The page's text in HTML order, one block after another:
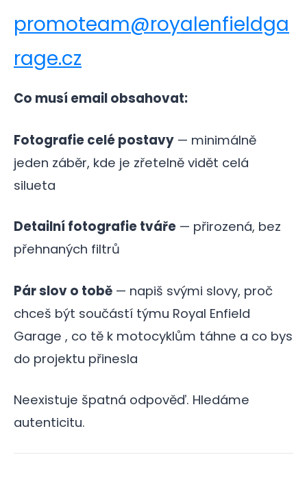
promoteam@royalenfieldga
rage.cz
Co musí email obsahovat:
Fotografie celé postavy — minimálně
jeden záběr, kde je zřetelně vidět celá
silueta
Detailní fotografie tváře — přirozená, bez
přehnaných filtrů
Pár slov o tobě — napiš svými slovy, proč
chceš být součástí týmu Royal Enfield
Garage , co tě k motocyklům táhne a co bys
do projektu přinesla
Neexistuje špatná odpověď. Hledáme
autenticitu.